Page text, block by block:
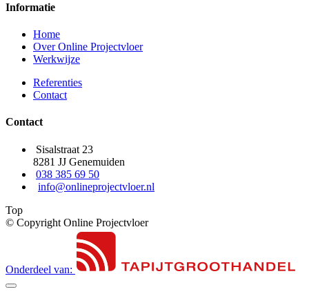
Informatie
Home
Over Online Projectvloer
Werkwijze
Referenties
Contact
Contact
Sisalstraat 23
8281 JJ Genemuiden
038 385 69 50
info@onlineprojectvloer.nl
Top
© Copyright Online Projectvloer
Onderdeel van: